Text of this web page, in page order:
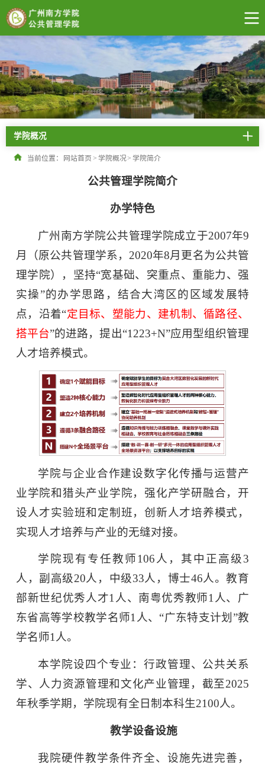
学院概况
当前位置： 网站首页 > 学院概况> 学院简介
公共管理学院简介
办学特色
广州南方学院公共管理学院成立于2007年9
月（原公共管理学系，2020年8月更名为公共管
理学院），坚持“宽基础、突重点、重能力、强
实操”的办学思路，结合大湾区的区域发展特
点，沿着“定目标、塑能力、建机制、循路径、
搭平台”的进路，提出“1223+N”应用型组织管理
人才培养模式。
学院与企业合作建设数字化传播与运营产
业学院和猎头产业学院，强化产学研融合，开
设人才实验班和定制班，创新人才培养模式，
实现人才培养与产业的无缝对接。
学院现有专任教师106人，其中正高级3
人，副高级20人，中级33人， 博士46人。教育
部新世纪优秀人才1人、南粤优秀教师1人、广
东省高等学校教学名师1人、“广东特支计划”教
学名师1人。
本学院设四个专业：行政管理、公共关系
学、人力资源管理和文化产业管理，截至2025
年秋季学期，学院现有全日制本科生2100人。
教学设备设施
我院硬件教学条件齐全、设施先进完善，